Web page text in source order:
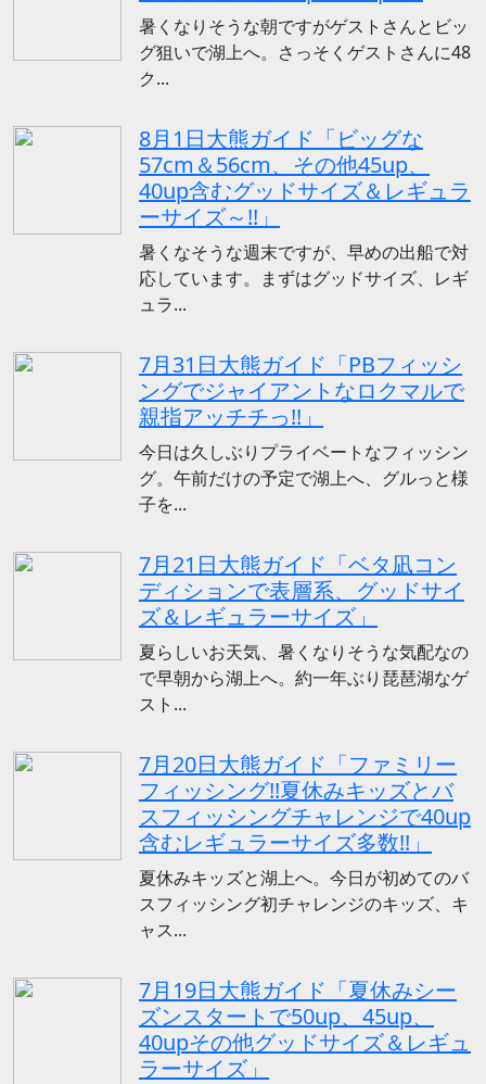
暑くなりそうな朝ですがゲストさんとビッ
グ狙いで湖上へ。さっそくゲストさんに48
ク...
8月1日大熊ガイド「ビッグな
57cm＆56cm、その他45up、
40up含むグッドサイズ＆レギュラ
ーサイズ～!!」
暑くなそうな週末ですが、早めの出船で対
応しています。まずはグッドサイズ、レギ
ュラ...
7月31日大熊ガイド「PBフィッシ
ングでジャイアントなロクマルで
親指アッチチっ!!」
今日は久しぶりプライベートなフィッシン
グ。午前だけの予定で湖上へ、グルっと様
子を...
7月21日大熊ガイド「ベタ凪コン
ディションで表層系、グッドサイ
ズ＆レギュラーサイズ」
夏らしいお天気、暑くなりそうな気配なの
で早朝から湖上へ。約一年ぶり琵琶湖なゲ
スト...
7月20日大熊ガイド「ファミリー
フィッシング!!夏休みキッズとバ
スフィッシングチャレンジで40up
含むレギュラーサイズ多数!!」
夏休みキッズと湖上へ。今日が初めてのバ
スフィッシング初チャレンジのキッズ、キ
ャス...
7月19日大熊ガイド「夏休みシー
ズンスタートで50up、45up、
40upその他グッドサイズ＆レギュ
ラーサイズ」